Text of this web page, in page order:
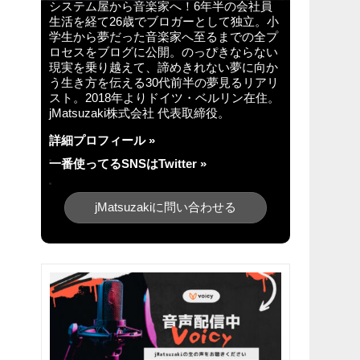
システム屋から音楽家へ！6年半の会社員
生活を経て26歳でブロガーとして独立。小
学生から夢だった音楽家へ至るまでの全プ
ロセスをブログに公開。のっぴきならない
現実を乗り越えて、諦めきれない夢に向か
う生き方を伝える30代前半の夢見るリアリ
スト。2018年よりドイツ・ベルリン在住。
jMatsuzaki株式会社 代表取締役。
詳細プロフィール »
一番使ってるSNSはTwitter »
jMatsuzakiに問い合わせる